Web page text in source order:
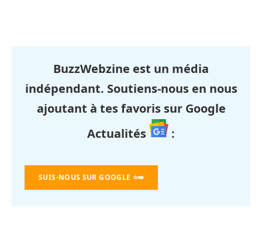
BuzzWebzine est un média
indépendant. Soutiens-nous en nous
ajoutant à tes favoris sur Google
Actualités
:
SUIS-NOUS SUR GOOGLE ⭐➡️